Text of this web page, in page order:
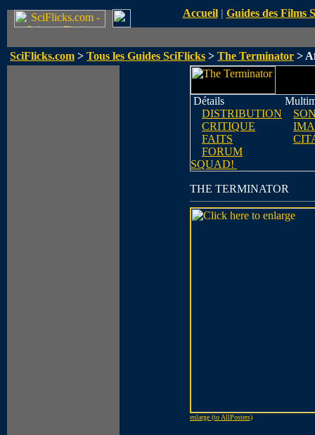
Accueil| Guides des Films
SciFlicks.com > Tous les Guides SciFlicks > The Terminator >
Détails
DISTRIBUTION
CRITIQUE
FAITS
FORUM
SQUAD!
THE TERMINATOR
enlarge (to AllPosters)